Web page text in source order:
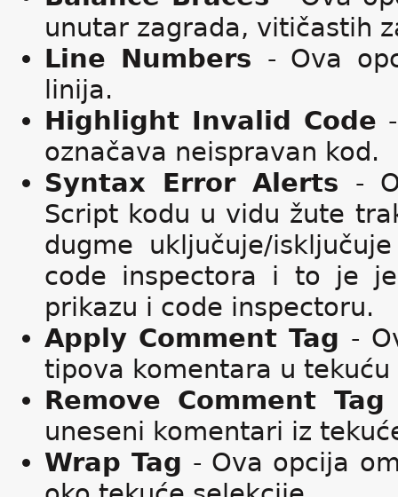
unutar zagrada, vitičastih
Line Numbers - Ova
linija.
Highlight Invalid Code
označava neispravan kod.
Syntax Error Alerts -
Script kodu u vidu žute
dugme uključuje/
code inspectora i to je
prikazu i code inspectoru.
Apply Comment Tag -
tipova komentara u
Remove Comment
uneseni komentari iz
Wrap Tag - Ova opcija